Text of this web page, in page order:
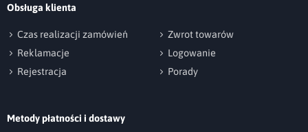
Obsługa klienta
Czas realizacji zamówień
Zwrot towarów
Reklamacje
Logowanie
Rejestracja
Porady
Metody płatności i dostawy